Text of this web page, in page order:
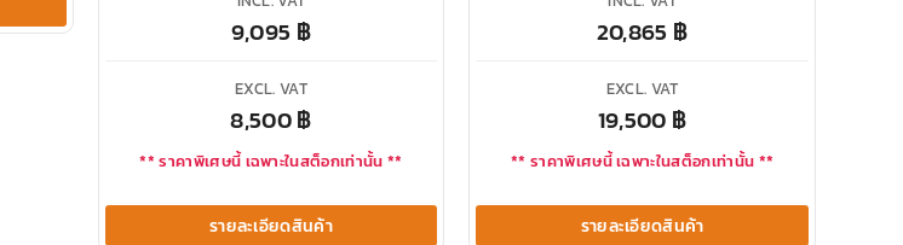
9,095 ฿
EXCL. VAT
8,500฿
** ราคาพิเศษนี้ เฉพาะในสต็อกเท่านั้น **
รายละเอียดสินค้า
20,865 ฿
EXCL. VAT
19,500 ฿
** ราคาพิเศษนี้ เฉพาะในสต็อกเท่านั้น **
รายละเอียดสินค้า